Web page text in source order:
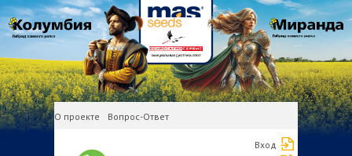
О проекте Вопрос-Ответ
Вход